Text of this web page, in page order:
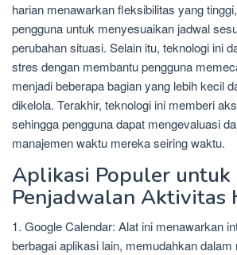
harian menawarkan fleksibilitas yang
pengguna untuk menyesuaikan jadwal
perubahan situasi. Selain itu, teknologi ini
stres dengan membantu pengguna
menjadi beberapa bagian yang lebih kecil
dikelola. Terakhir, teknologi ini memberi
sehingga pengguna dapat mengevaluasi
manajemen waktu mereka seiring waktu.
Aplikasi Populer untuk
Penjadwalan Aktivitas
1. Google Calendar: Alat ini menawarkan
berbagai aplikasi lain, memudahkan dalam